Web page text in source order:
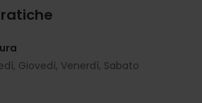
Giovedì, Venerdì, Sabato